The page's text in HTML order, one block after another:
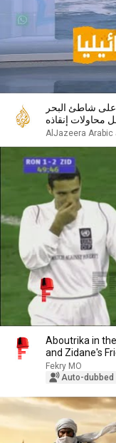
على شاطئ البحر
محاولات إنقاذه
Aboutrika in
and Zidane's
Fekry MO
Auto-dubbed